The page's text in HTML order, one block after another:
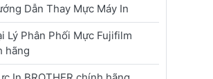
Dẫn Thay Mực Máy In
Lý Phân Phối Mực Fujifilm
hãng